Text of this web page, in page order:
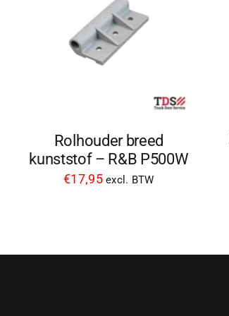
Rolhouder breed
kunststof – R&B P500W
€17,95 excl. BTW